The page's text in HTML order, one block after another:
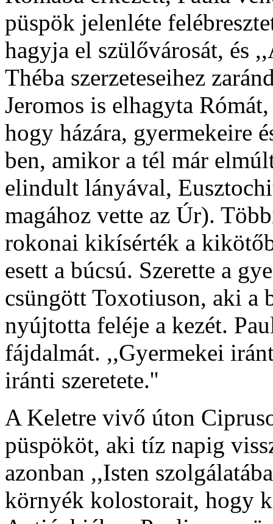
püspök jelenléte
hagyja el szülővárosát, és
Théba szerzeteseihez
Jeromos is elhagyta
hogy házára, gyermekeire
ben, amikor a tél már
elindult lányával,
magához vette az Úr).
rokonai kikísérték a
esett a búcsú. Szerette a
csüngött Toxotiuson, aki a
nyújtotta feléje a kezét.
fájdalmát. ,,Gyermekei
iránti szeretete.''
A Keletre vivő úton
püspököt, aki tíz napig
azonban ,,Isten
környék kolostorait, hogy